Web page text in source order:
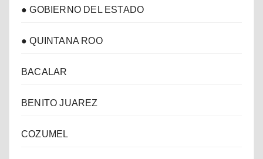
● GOBIERNO DEL ESTADO
● QUINTANA ROO
BACALAR
BENITO JUAREZ
COZUMEL